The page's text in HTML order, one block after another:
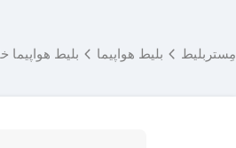
مِستربلیط بلیط هواپیما بلیط هواپیما